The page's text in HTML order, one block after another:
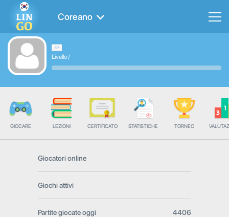
Coreano
Livello/
GIOCARE LEZIONI CERTIFICATO STATISTICHE TORNEO
Giocatori online
Giochi attivi
Partite giocate oggi 4406